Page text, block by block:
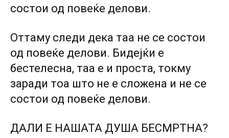
состои од повеќе делови.
Оттаму следи дека таа не се состои
од повеќе делови. Бидејќи е
бестелесна, таа е и проста, токму
заради тоа што не е сложена и не се
состои од повеќе делови.
ДАЛИ Е НАШАТА ДУША БЕСМРТНА?